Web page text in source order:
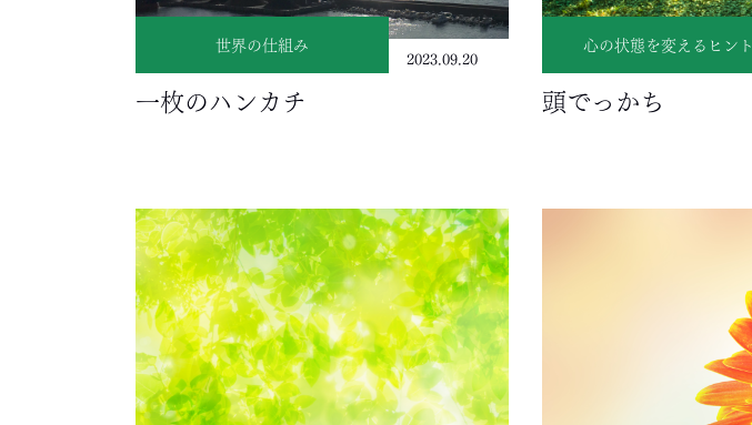
世界の仕組み
2023.09.20
一枚のハンカチ
心の状態を変えるヒント
頭でっかち